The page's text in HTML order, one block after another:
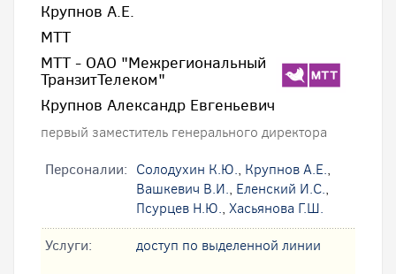
Крупнов А.Е.
МТТ
МТТ - ОАО "Межрегиональный
ТранзитТелеком"
Крупнов Александр Евгеньевич
первый заместитель генерального директора
Персоналии: Солодухин К.Ю., Крупнов А.Е.,
Вашкевич В.И., Еленский И.С.,
Псурцев Н.Ю., Хасьянова Г.Ш.
Услуги:
доступ по выделенной линии